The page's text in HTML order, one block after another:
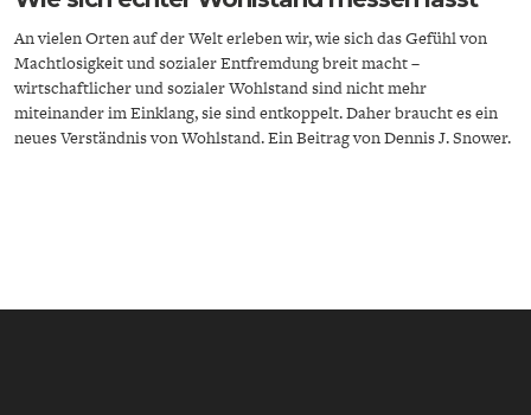
An vielen Orten auf der Welt erleben wir, wie sich das Gefühl von
Machtlosigkeit und sozialer Entfremdung breit macht –
wirtschaftlicher und sozialer Wohlstand sind nicht mehr
miteinander im Einklang, sie sind entkoppelt. Daher braucht es ein
neues Verständnis von Wohlstand. Ein Beitrag von Dennis J. Snower.